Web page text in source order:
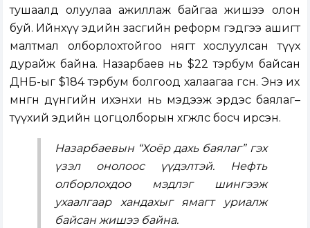
тушаалд олуулаа ажиллаж байгаа жишээ олон
буй. Ийнхүү эдийн засгийн реформ гэдгээ ашигт
малтмал олборлохтойгоо нягт хослуулсан түүх
дурайж байна. Назарбаев нь $22 тэрбум байсан
ДНБ-ыг $184 тэрбум болгоод халаагаа өгсөн. Энэ их
мөнгөн дүнгийн ихэнхи нь мэдээж эрдэс баялаг–
түүхий эдийн цогцолборын хөгжлөөс босч ирсэн.
Назарбаевын “Хоёр дахь баялаг” гэх
үзэл онолоос үүдэлтэй. Нефть
олборлохдоо мэдлэг шингээж
ухаалгаар хандахыг ямагт уриалж
байсан жишээ байна.